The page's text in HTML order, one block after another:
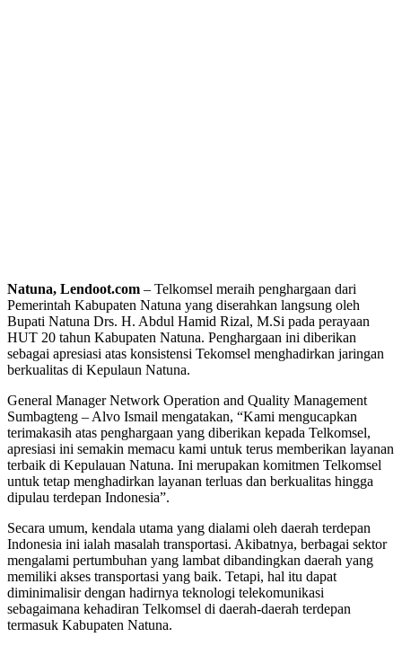
Natuna, Lendoot.com – Telkomsel meraih penghargaan dari
Pemerintah Kabupaten Natuna yang diserahkan langsung oleh
Bupati Natuna Drs. H. Abdul Hamid Rizal, M.Si pada perayaan
HUT 20 tahun Kabupaten Natuna. Penghargaan ini diberikan
sebagai apresiasi atas konsistensi Tekomsel menghadirkan jaringan
berkualitas di Kepulaun Natuna.
General Manager Network Operation and Quality Management
Sumbagteng – Alvo Ismail mengatakan, “Kami mengucapkan
terimakasih atas penghargaan yang diberikan kepada Telkomsel,
apresiasi ini semakin memacu kami untuk terus memberikan layanan
terbaik di Kepulauan Natuna. Ini merupakan komitmen Telkomsel
untuk tetap menghadirkan layanan terluas dan berkualitas hingga
dipulau terdepan Indonesia”.
Secara umum, kendala utama yang dialami oleh daerah terdepan
Indonesia ini ialah masalah transportasi. Akibatnya, berbagai sektor
mengalami pertumbuhan yang lambat dibandingkan daerah yang
memiliki akses transportasi yang baik. Tetapi, hal itu dapat
diminimalisir dengan hadirnya teknologi telekomunikasi
sebagaimana kehadiran Telkomsel di daerah-daerah terdepan
termasuk Kabupaten Natuna.